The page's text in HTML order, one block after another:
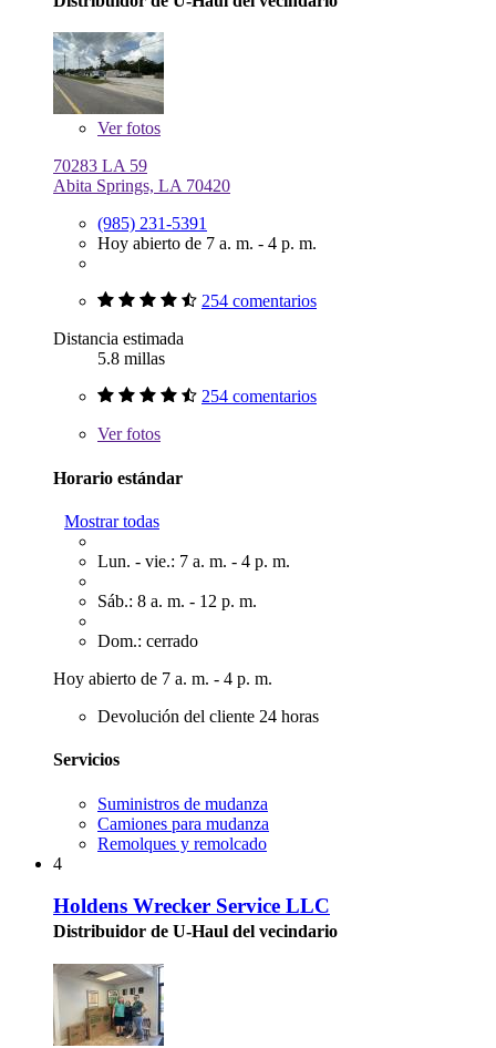
Verfotos
70283 LA 59
Abita Springs, LA 70420
(985) 231-5391
Hoy abierto de 7 a. m. - 4 p. m.
254 comentarios
Distancia estimada
5.8 millas
254 comentarios
Verfotos
Horario estándar
Mostrar todas
Lun. - vie.: 7 a. m. - 4 p. m.
Sáb.: 8 a. m. - 12 p. m.
Dom.: cerrado
Hoy abierto de 7 a. m. - 4 p. m.
Devolución del cliente 24 horas
Servicios
Suministros de mudanza
Camiones para mudanza
Remolques y remolcado
4
Holdens Wrecker Service LLC
Distribuidor de U-Haul del vecindario